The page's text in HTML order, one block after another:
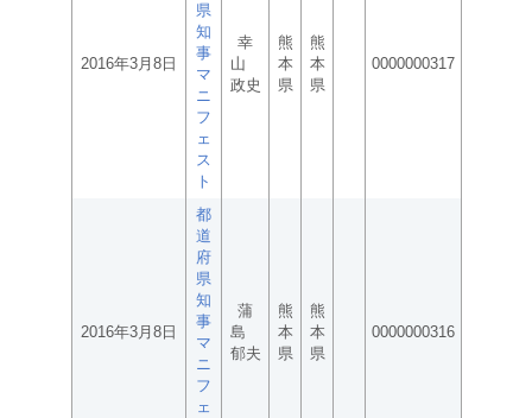
2016年3月8日
県
知
事
マ
ニ
フ
ェ
ス
ト
幸
山
政史
熊
本
県
熊
本
県
0000000317
2016年3月8日
都
道
府
県
知
事
マ
ニ
フ
ェ
蒲
島
郁夫
熊
本
県
熊
本
県
0000000316